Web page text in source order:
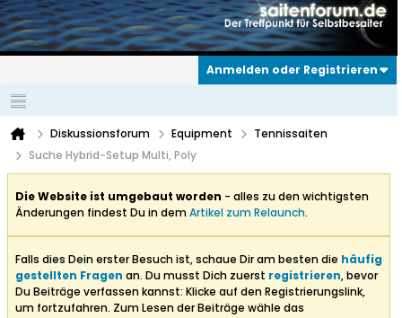
Anmelden oder Registrieren
Diskussionsforum Equipment
Tennissaiten
Suche Hybrid-Setup Multi, Poly
Die Website ist umgebaut worden - alles zu den wichtigsten
Änderungen findest Du in demArtikel zum Relaunch.
Falls dies Dein erster Besuch ist, schaue Dir am besten die häufig
gestellten Fragen an. Du musst Dich zuerst registrieren, bevor
Du Beiträge verfassen kannst: Klicke auf den Registrierungslink,
um fortzufahren. Zum Lesen der Beiträge wähle das